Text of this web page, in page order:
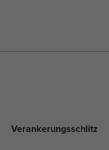
Verankerungsschlitz